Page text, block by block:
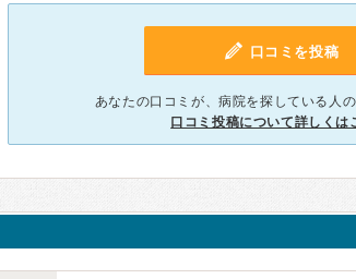
口コミを投稿
あなたの口コミが、病院を探している人の
口コミ投稿について詳しくは